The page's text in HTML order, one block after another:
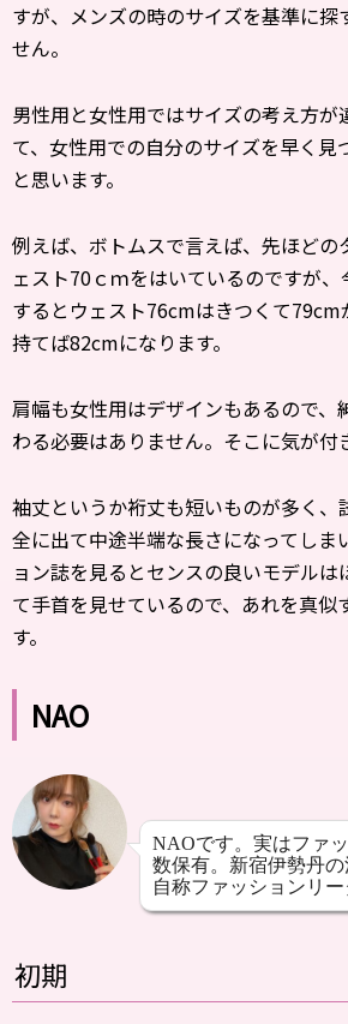
すが、メンズの時のサイズを基準に探
せん。
男性用と女性用ではサイズの考え方が
て、女性用での自分のサイズを早く見
と思います。
例えば、ボトムスで言えば、先ほどの
ェスト70ｃｍをはいているのですが
するとウェスト76cmはきつくて79cm
持てば82cmになります。
肩幅も女性用はデザインもあるので、
わる必要はありません。そこに気が付
袖丈というか裄丈も短いものが多く、
全に出て中途半端な長さになってしま
ョン誌を見るとセンスの良いモデルは
て手首を見せているので、あれを真似
す。
NAO
NAOです。実はファ
数保有。新宿伊勢丹
自称ファッションリー
初期